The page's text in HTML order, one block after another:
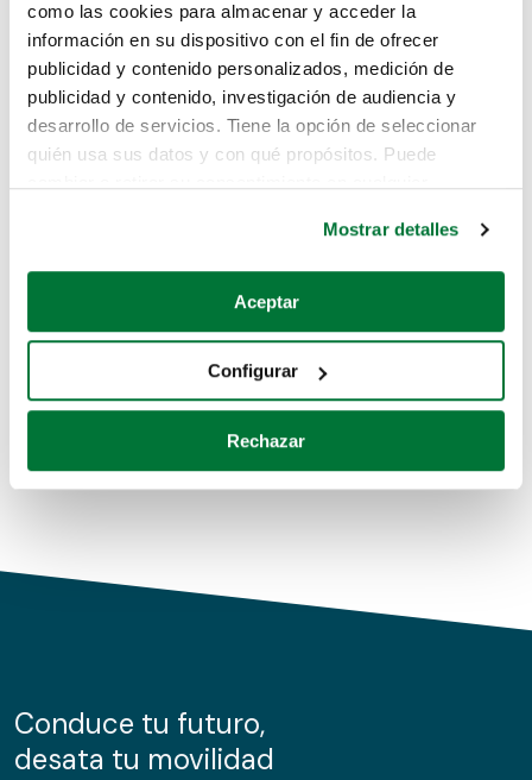
como las cookies para almacenar y acceder la
información en su dispositivo con el fin de ofrecer
publicidad y contenido personalizados, medición de
publicidad y contenido, investigación de audiencia y
desarrollo de servicios. Tiene la opción de seleccionar
quién usa sus datos y con qué propósitos. Puede
Si lo permite, también quisiéramos:
Recopilar información sobre su ubicación geográfica
Identificar su dispositivo analizándolo activamente
para buscar características específicas (huellas
Obtenga más información sobre cómo se procesan sus
de cookies.
información sobre el uso que haga del sitio web con
nuestros partners de redes sociales, publicidad y análisis
Mostrar detalles
Aceptar
Configurar
Rechazar
Lo sentimos, no sabemos como
te hemos traido hasta aquí.
Pero puedes encontrar el coche que estás
buscando en alguno de estos enlaces:
Coches de segunda mano
Coches de km0
Conduce tu futuro,
desata tu movilidad